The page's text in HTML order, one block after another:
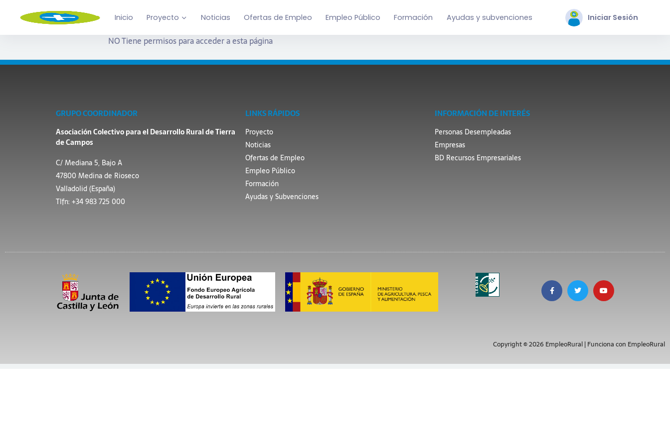
Inicio Proyecto Noticias Ofertas de Empleo Empleo Público Formación Ayudas y subvenciones Iniciar Sesión
NO Tiene permisos para acceder a esta página
GRUPO COORDINADOR
Asociación Colectivo para el Desarrollo Rural de Tierra
de Campos
C/ Mediana 5, Bajo A
47800 Medina de Rioseco
Valladolid (España)
Tlfn: +34 983 725 000
LINKS RÁPIDOS
Proyecto
Noticias
Ofertas de Empleo
Empleo Público
Formación
Ayudas y Subvenciones
INFORMACIÓN DE INTERÉS
Personas Desempleadas
Empresas
BD Recursos Empresariales
Copyright © 2026 EmpleoRural | Funciona con EmpleoRural